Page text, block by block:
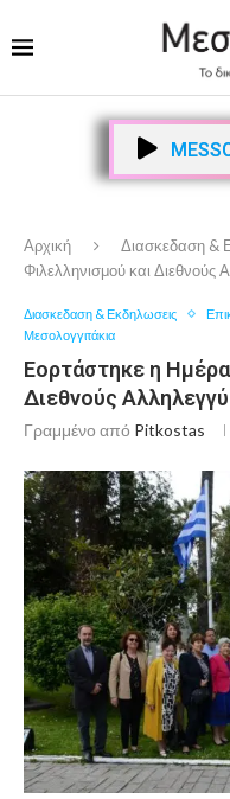
Αρχική Διασκεδαση &
Φιλελληνισμού και Διεθνούς
Διασκεδαση & Εκδηλωσεις
Μεσολογγιτάκια
Εορτάστηκε η
Διεθνούς
Γραμμένο από Pitkostas